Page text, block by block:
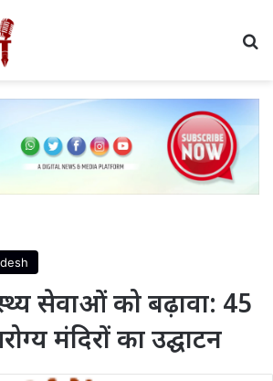
सेवाओं को बढ़ावा: 45
मंदिरों का उद्घाटन